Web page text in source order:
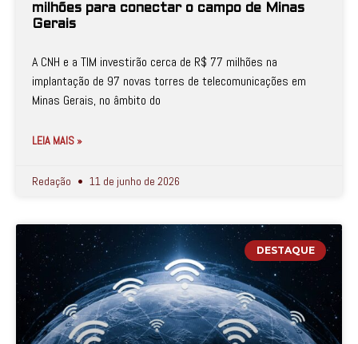
milhões para conectar o campo de Minas
Gerais
A CNH e a TIM investirão cerca de R$ 77 milhões na
implantação de 97 novas torres de telecomunicações em
Minas Gerais, no âmbito do
LEIA MAIS »
Redação 11 de junho de 2026
DESTAQUE